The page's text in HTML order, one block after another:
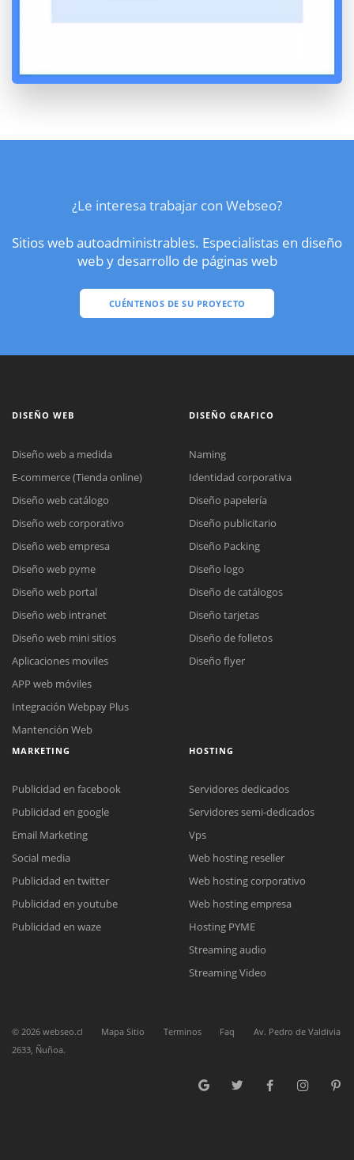
¿Le interesa trabajar con Webseo?
Sitios web autoadministrables. Especialistas en diseño
web y desarrollo de páginas web
CUÉNTENOS DE SU PROYECTO
Reunión online
Nuestros ejecutivos le enviarán un correo electrónico con el enlace a
Meet para la reunión online.
Cotización
Complete el formulario y nos contactaremos a la brevedad.
Chat Online
Todos nuestros ejecutivos están fuera de línea. Complete el formulario
para enviarnos un correo electrónico con sus datos personales.
DISEÑO WEB
Diseño web a medida
E-commerce (Tienda online)
Diseño web catálogo
Diseño web corporativo
Diseño web empresa
Diseño web pyme
Diseño web portal
Diseño web intranet
Diseño web mini sitios
Aplicaciones moviles
APP web móviles
Integración Webpay Plus
Mantención Web
DISEÑO GRAFICO
Naming
Identidad corporativa
Diseño papelería
Diseño publicitario
Diseño Packing
Diseño logo
Diseño de catálogos
Diseño tarjetas
Diseño de folletos
Diseño flyer
MARKETING
Publicidad en facebook
Publicidad en google
Email Marketing
Social media
Publicidad en twitter
Publicidad en youtube
Publicidad en waze
HOSTING
Servidores dedicados
Servidores semi-dedicados
Vps
Web hosting reseller
Web hosting corporativo
Web hosting empresa
Hosting PYME
Streaming audio
Streaming Video
© 2026 webseo.cl Mapa Sitio Terminos Faq
Av. Pedro de Valdivia
2633, Ñuñoa.